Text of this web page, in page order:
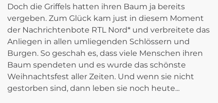
Doch die Griffels hatten ihren Baum ja bereits
vergeben. Zum Glück kam just in diesem Moment
der Nachrichtenbote RTL Nord* und verbreitete das
Anliegen in allen umliegenden Schlössern und
Burgen. So geschah es, dass viele Menschen ihren
Baum spendeten und es wurde das schönste
Weihnachtsfest aller Zeiten. Und wenn sie nicht
gestorben sind, dann leben sie noch heute...